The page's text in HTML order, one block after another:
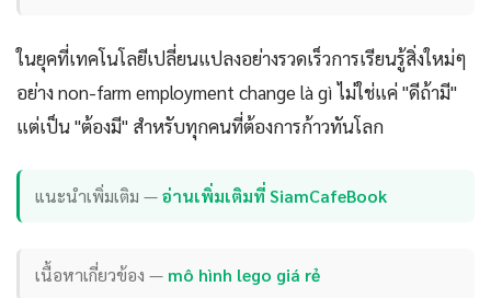
ในยุคที่เทคโนโลยีเปลี่ยนแปลงอย่างรวดเร็วการเรียนรู้สิ่งใหม่ๆ
อย่าง non-farm employment change là gì ไม่ใช่แค่ "ดีถ้ามี"
แต่เป็น "ต้องมี" สำหรับทุกคนที่ต้องการก้าวทันโลก
แนะนำเพิ่มเติม —อ่านเพิ่มเติมที่ SiamCafeBook
เนื้อหาเกี่ยวข้อง — mô hình lego giá rẻ